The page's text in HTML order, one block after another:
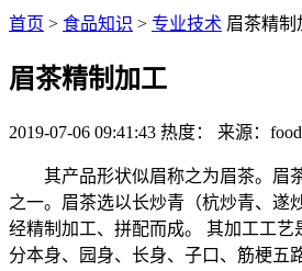
首页 > 食品知识 > 专业技术 眉茶精制
眉茶精制加工
2019-07-06 09:41:43 热度： 来源：food
其产品形状似眉称之为眉茶。眉
之一。眉茶选以长炒青（杭炒青、遂
经精制加工、拼配而成。 其加工工艺
分本身、园身、长身、子口、筋梗五